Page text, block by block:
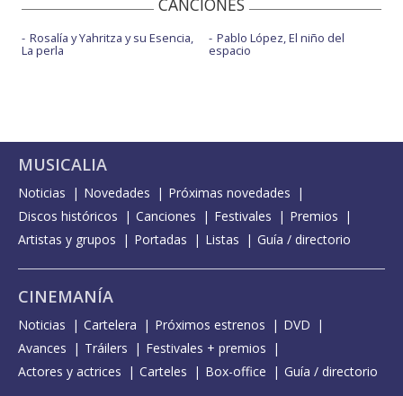
Rosalía y Yahritza y su Esencia,
La perla
Pablo López, El niño del
espacio
MUSICALIA
Noticias Novedades
Próximas novedades
Discos históricos
Canciones Festivales
Premios
Artistas y grupos
Portadas Listas Guía / directorio
CINEMANÍA
Noticias Cartelera Próximos estrenos
DVD
Avances
Tráilers
Festivales + premios
Actores y actrices
Carteles Box-office Guía / directorio